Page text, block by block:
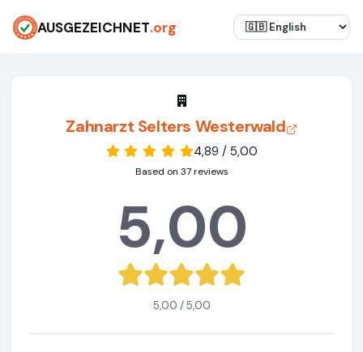
AUSGEZEICHNET.org
Zahnarzt Selters Westerwald
4,89 / 5,00
Based on 37 reviews
5,00
5,00 / 5,00